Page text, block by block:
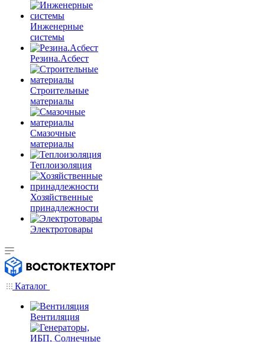
Инженерные
системы
Резина.Асбест
Строительные
материалы
Смазочные
материалы
Теплоизоляция
Хозяйственные
принадлежности
Электротовары
Каталог
Вентиляция